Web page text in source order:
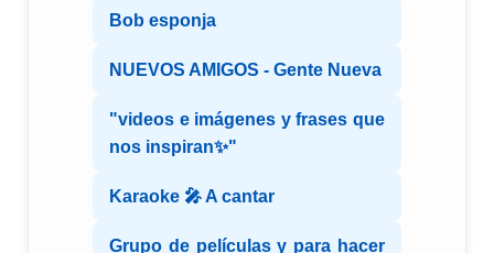
Bob esponja
NUEVOS AMIGOS - Gente Nueva
"videos e imágenes y frases que
nos inspiran✨"
Karaoke 🎤 A cantar
Grupo de películas y para hacer